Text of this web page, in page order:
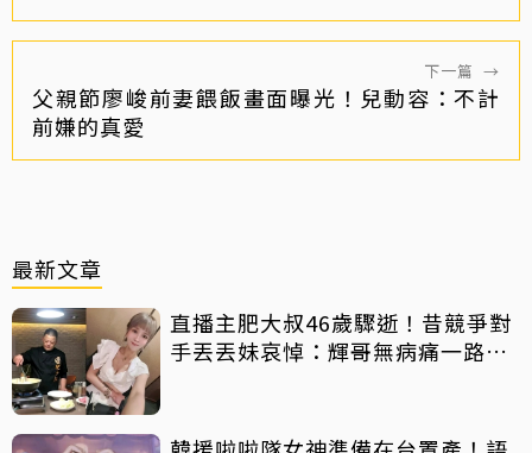
下一篇 →
父親節廖峻前妻餵飯畫面曝光！兒動容：不計
前嫌的真愛
最新文章
直播主肥大叔46歲驟逝！昔競爭對
手丟丟妹哀悼：輝哥無病痛一路好